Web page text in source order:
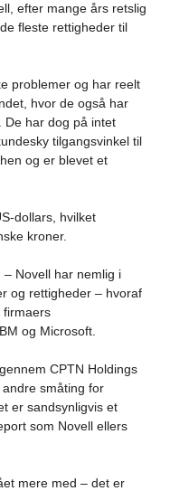
efter mange års retslig
fleste rettigheder til
problemer og har reelt
hvor de også har
har dog på intet
tilgangsvinkel til
og er blevet et
dollars, hvilket
kroner.
Novell har nemlig i
og rettigheder – hvoraf
firmaers
og Microsoft.
CPTN Holdings
småting for
er sandsynligvis et
som Novell ellers
mere med – det er